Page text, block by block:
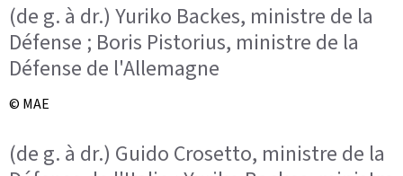
(de g. à dr.) Yuriko Backes, ministre de la
Défense ; Boris Pistorius, ministre de la
Défense de l'Allemagne
© MAE
(de g. à dr.) Guido Crosetto, ministre de la